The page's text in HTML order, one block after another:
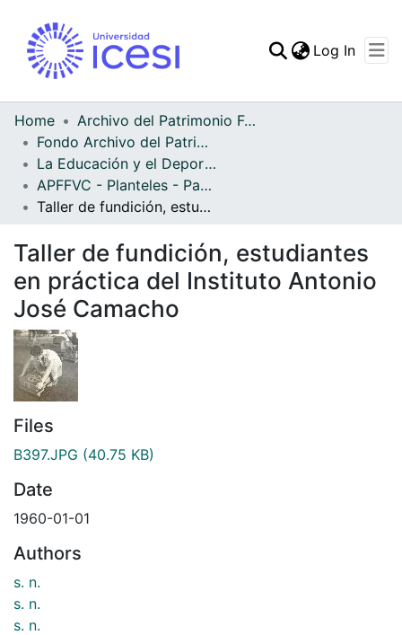
Log In
Home
Archivo del Patrimonio Fotográfico y Fílmico del Valle del Cauca
Fondo Archivo del Patrimonio Fotográfico y Fílmico del Valle del Cauca
La Educación y el Deporte
APFFVC - Planteles - Patrimonial
Taller de fundición, estudiantes en práctica del Instituto Antonio José Camacho
Taller de fundición, estudiantes
en práctica del Instituto Antonio
José Camacho
Files
B397.JPG (40.75 KB)
Date
1960-01-01
Authors
s. n.
s. n.
s. n.